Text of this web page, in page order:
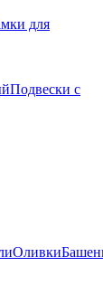
для
Подвески с
Оливки